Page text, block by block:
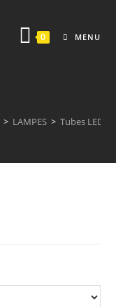
0 MENU
> LAMPES > Tubes LED